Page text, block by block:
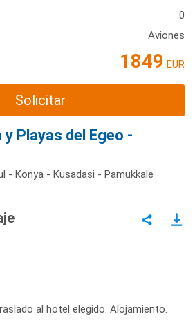
0
Aviones
1849 EUR
Solicitar
Playas del Egeo -
- Konya - Kusadasi - Pamukkale